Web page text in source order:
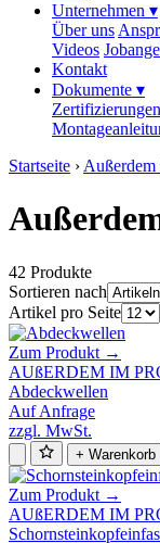
Unternehmen ▾
Über uns
Videos
Kontakt
Dokumente ▾
Zertifizierungen
Startseite ›
42 Produkte
Sortieren nach
Artikel pro Seite
Zum Produkt →
AUßERDEM IM
Abdeckwellen
Auf Anfrage
zzgl. MwSt.
+ Warenkorb
Zum Produkt →
AUßERDEM IM